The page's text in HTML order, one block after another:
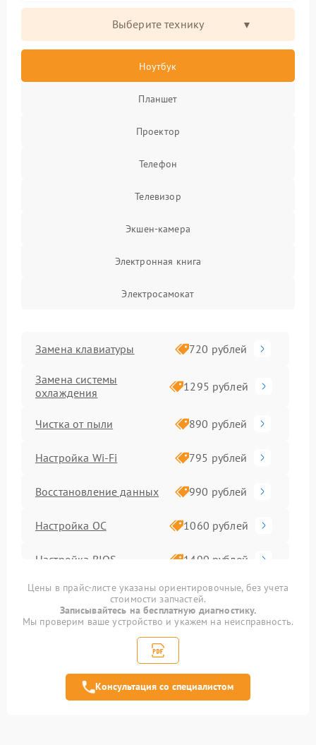
Выберите технику
Ноутбук
Планшет
Проектор
Телефон
Телевизор
Экшен-камера
Электронная книга
Электросамокат
Замена клавиатуры 720 рублей
Замена системы
охлаждения
1295 рублей
Чистка от пыли 890 рублей
Настройка Wi-Fi 795 рублей
Восстановление данных 990 рублей
Настройка ОС 1060 рублей
Настройка BIOS 1490 рублей
Замена SSD 890 рублей
Замена видеочипа 2990 рублей
Замена материнской
Замена шлейфа
Цены в прайс-листе указаны ориентировочные, без учета
стоимости запчастей.
Записывайтесь на бесплатную диагностику.
Мы проверим ваше устройство и укажем на неисправность.
Консультация со специалистом